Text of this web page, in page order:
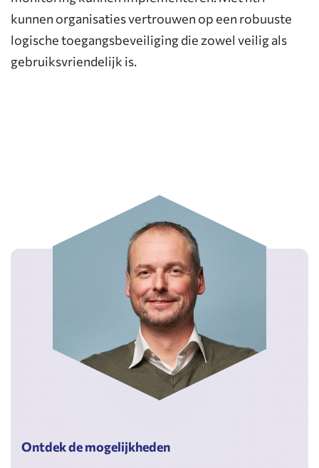
kunnen organisaties vertrouwen op een robuuste
logische toegangsbeveiliging die zowel veilig als
gebruiksvriendelijk is.
Ontdek de mogelijkheden